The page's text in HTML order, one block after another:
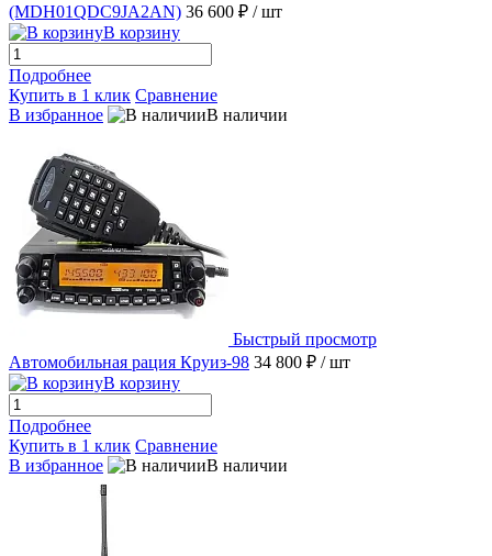
(MDH01QDC9JA2AN) 36 600 ₽ / шт
В корзину
Подробнее
Купить в 1 клик Сравнение
В избранное
В наличии
Быстрый просмотр
Автомобильная рация Круиз-98 34 800 ₽ / шт
В корзину
Подробнее
Купить в 1 клик Сравнение
В избранное
В наличии